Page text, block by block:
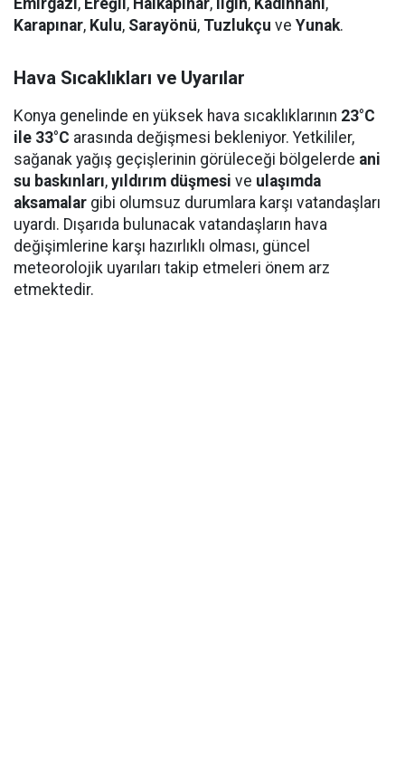
Emirgazi , Ereğli , Halkapınar, Ilgın, Kadınhanı ,
Karapınar, Kulu, Sarayönü, Tuzlukçu ve Yunak.
Hava Sıcaklıkları ve Uyarılar
Konya genelinde en yüksek hava sıcaklıklarının 23°C
ile 33°C arasında değişmesi bekleniyor. Yetkililer,
sağanak yağış geçişlerinin görüleceği bölgelerde ani
su baskınları, yıldırım düşmesi ve ulaşımda
aksamalar gibi olumsuz durumlara karşı vatandaşları
uyardı. Dışarıda bulunacak vatandaşların hava
değişimlerine karşı hazırlıklı olması, güncel
meteorolojik uyarıları takip etmeleri önem arz
etmektedir.